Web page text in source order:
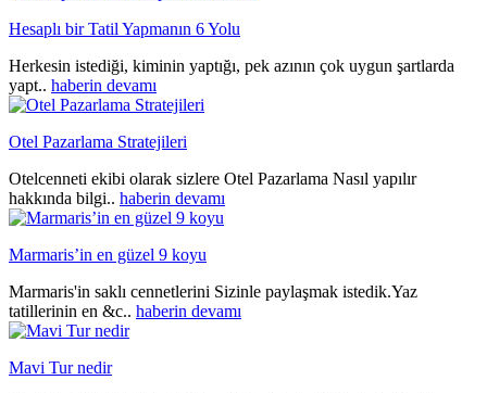
Hesaplı bir Tatil Yapmanın 6 Yolu
Herkesin istediği, kiminin yaptığı, pek azının çok uygun şartlarda
yapt.. haberin devamı
Otel Pazarlama Stratejileri
Otelcenneti ekibi olarak sizlere Otel Pazarlama Nasıl yapılır
hakkında bilgi.. haberin devamı
Marmaris’in en güzel 9 koyu
Marmaris'in saklı cennetlerini Sizinle paylaşmak istedik.Yaz
tatillerinin en &c.. haberin devamı
Mavi Tur nedir